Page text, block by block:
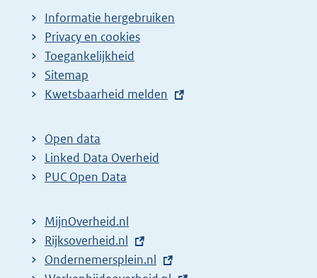
Informatie hergebruiken
Privacy en cookies
Toegankelijkheid
Sitemap
E
t
e
r
l
i
n
Kwetsbaarheid melden
Open data
Linked Data Overheid
PUC Open Data
MijnOverheid.nl
E
x
Rijksoverheid.nl
E
Ondernemersplein.nl